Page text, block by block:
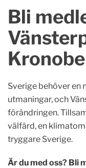
Bli
Sverige behöver en
utmaningar, och
förändringen.
välfärd, en
tryggare Sverige.
Är du med oss? Bli